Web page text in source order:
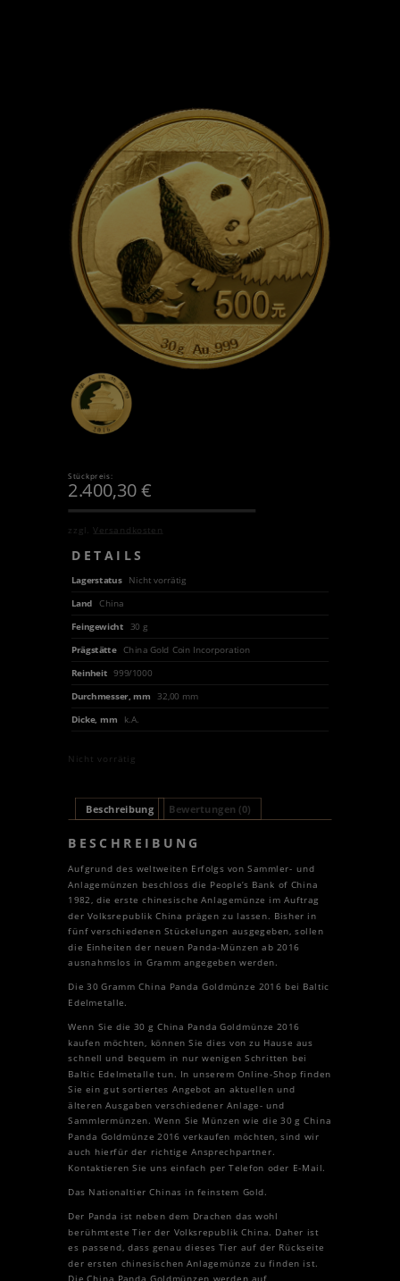
Stückpreis:
2.400,30€
zzgl.Versandkosten
DETAILS
Lagerstatus
Nicht vorrätig
Land
China
Feingewicht
30 g
Prägstätte China Gold Coin Incorporation
Reinheit 999/1000
Durchmesser, mm
32,00 mm
Dicke, mm
k.A.
Nicht vorrätig
Beschreibung Bewertungen (0)
BESCHREIBUNG
Aufgrund des weltweiten Erfolgs von Sammler- und
Anlagemünzen beschloss die People’s Bank of China
1982, die erste chinesische Anlagemünze im Auftrag
der Volksrepublik China prägen zu lassen. Bisher in
fünf verschiedenen Stückelungen ausgegeben, sollen
die Einheiten der neuen Panda-Münzen ab 2016
ausnahmslos in Gramm angegeben werden.
Die 30 Gramm China Panda Goldmünze 2016 bei Baltic
Edelmetalle.
Wenn Sie die 30 g China Panda Goldmünze 2016
kaufen möchten, können Sie dies von zu Hause aus
schnell und bequem in nur wenigen Schritten bei
Baltic Edelmetalle tun. In unserem Online-Shop finden
Sie ein gut sortiertes Angebot an aktuellen und
älteren Ausgaben verschiedener Anlage- und
Sammlermünzen. Wenn Sie Münzen wie die 30 g China
Panda Goldmünze 2016 verkaufen möchten, sind wir
auch hierfür der richtige Ansprechpartner.
Kontaktieren Sie uns einfach per Telefon oder E-Mail.
Das Nationaltier Chinas in feinstem Gold.
Der Panda ist neben dem Drachen das wohl
berühmteste Tier der Volksrepublik China. Daher ist
es passend, dass genau dieses Tier auf der Rückseite
der ersten chinesischen Anlagemünze zu finden ist.